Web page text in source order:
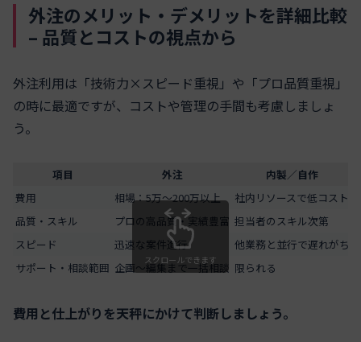
外注のメリット・デメリットを詳細比較
– 品質とコストの視点から
外注利用は「技術力×スピード重視」や「プロ品質重視」
の時に最適ですが、コストや管理の手間も考慮しましょ
う。
項目 外注
内製／自作
費用
相場：5万～200万以上
社内リソースで低コスト
品質・スキル
プロの高品質・実績豊富 担当者のスキル次第
スピード
迅速な案件進行
他業務と並行で遅れがち
サポート・相談範囲 企画～編集まで一括相談 限られる
スクロールできます
費用と仕上がりを天秤にかけて判断しましょう。